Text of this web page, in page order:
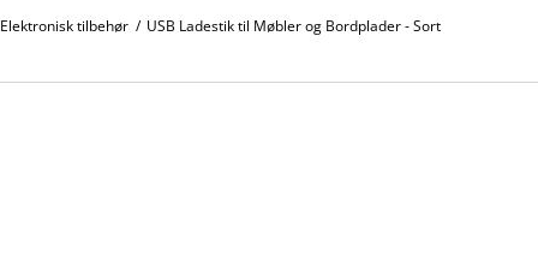
Elektronisk tilbehør / USB Ladestik til Møbler og Bordplader - Sort